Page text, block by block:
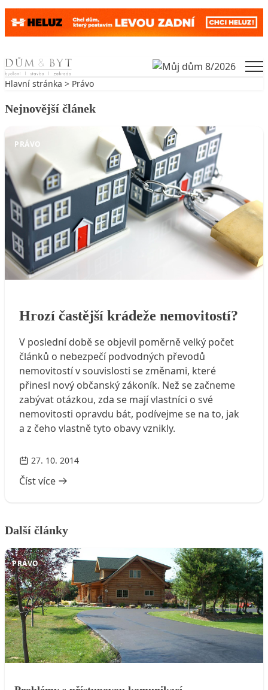
Skip to content
Hlavní stránka > Právo
Nejnovější článek
Hrozí častější krádeže nemovitostí?
PRÁVO
Hrozí častější krádeže nemovitostí?
V poslední době se objevil poměrně velký počet
článků o nebezpečí podvodných převodů
nemovitostí v souvislosti se změnami, které
přinesl nový občanský zákoník. Než se začneme
zabývat otázkou, zda se mají vlastníci o své
nemovitosti opravdu bát, podívejme se na to, jak
a z čeho vlastně tyto obavy vznikly.
27. 10. 2014
Číst více
Další články
PRÁVO